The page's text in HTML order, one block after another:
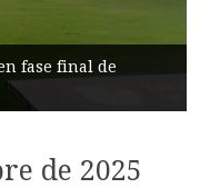
comunitario en
de 2025